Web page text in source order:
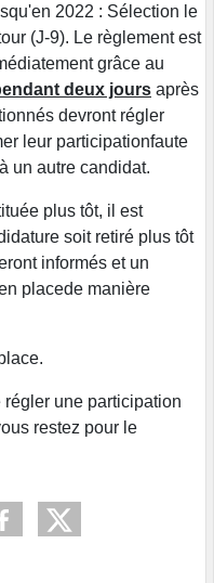
2022 : Sélection le
(J-9). Le règlement est
grâce au
deux jours après
devront régler
leur participationfaute
un autre candidat.
plus tôt, il est
soit retiré plus tôt
informés et un
placede manière
une participation
restez pour le